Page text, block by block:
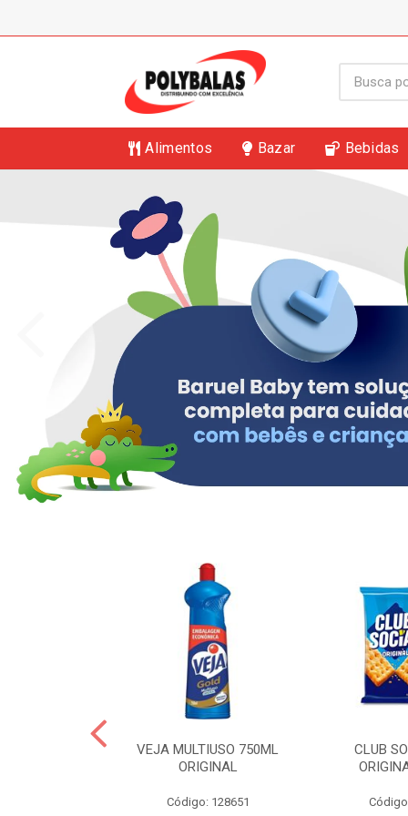
Alimentos Bazar Bebidas
VEJA MULTIUSO 750ML
ORIGINAL
Código: 128651
CLUB